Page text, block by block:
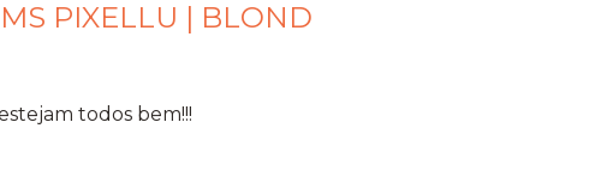
PIXELLU | BLOND
todos bem!!!